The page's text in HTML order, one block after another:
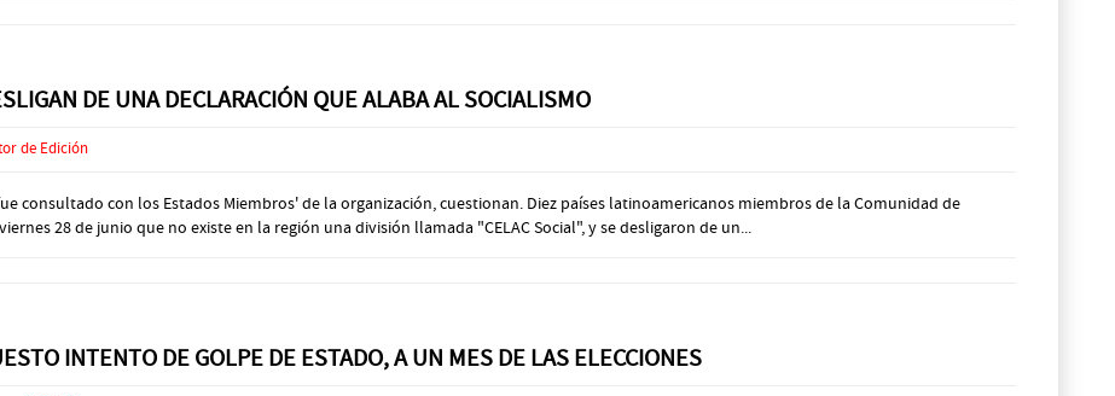
DE UNA DECLARACIÓN QUE ALABA AL SOCIALISMO
de Edición
consultado con los Estados Miembros' de la organización, cuestionan. Diez países latinoamericanos miembros de la Comunidad de
28 de junio que no existe en la región una división llamada "CELAC Social", y se desligaron de un...
INTENTO DE GOLPE DE ESTADO, A UN MES DE LAS ELECCIONES